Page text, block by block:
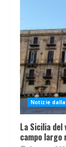
Notizie dalla
La Sicilia
campo largo